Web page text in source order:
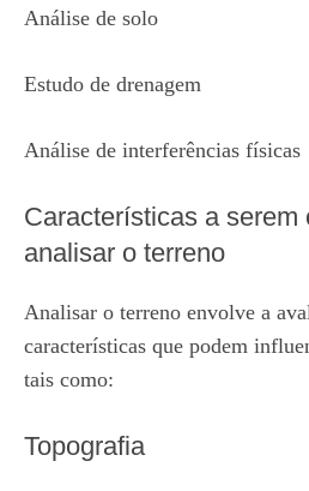
Análise de solo
Estudo de drenagem
Análise de interferências físicas
Características a serem
analisar o terreno
Analisar o terreno envolve a
características que podem
tais como:
Topografia